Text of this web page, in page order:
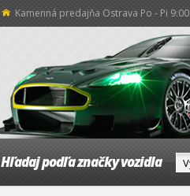
Kamenná predajňa Ostrava Po - Pi
Hľadaj podľa značky vozidla